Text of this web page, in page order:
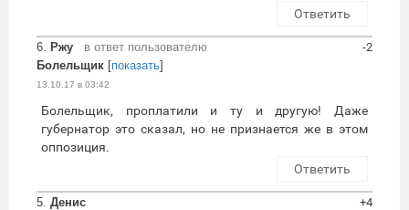
Ответить
6. Ржу
в ответ пользователю
Болельщик [показать]
13.10.17 в 03:42
-2
Болельщик, проплатили и ту и другую! Даже
губернатор это сказал, но не признается же в этом
оппозиция.
Ответить
5. Денис +4